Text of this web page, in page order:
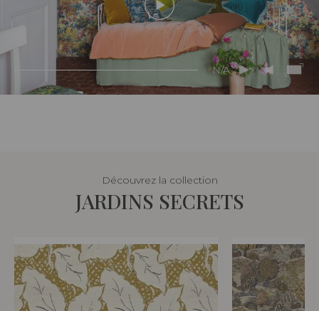
N/A
Découvrez la collection
JARDINS SECRETS